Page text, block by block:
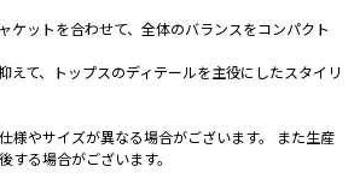
ケットを合わせて、全体のバランスをコンパクト
えて、トップスのディテールを主役にしたスタイリ
様やサイズが異なる場合がございます。 また生産
する場合がございます。